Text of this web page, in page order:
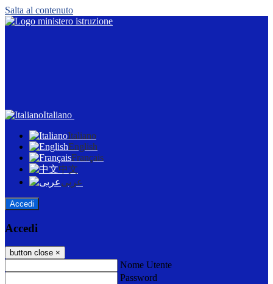
Salta al contenuto
Italiano
Italiano
English
Français
中文
عربى
Accedi
Accedi
button close ×
Nome Utente
Password